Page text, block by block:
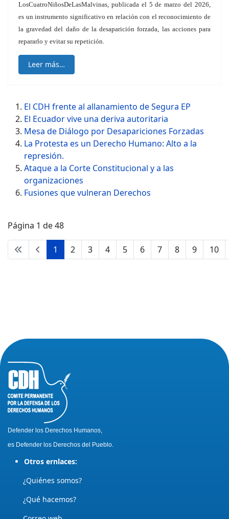
LosCuatroNiñosDeLasMalvinas, publicada el 5 de marzo del 2026,
es un instrumento significativo en relación con el reconocimiento de
la gravedad del daño de la desaparición forzada, las acciones para
repararlo y evitar su repetición.
Leer más…
El CDH frente al allanamiento de Segura EP
El Ecuador vive una deriva autoritaria
Mesa de Diálogo por Desapariciones Forzadas
La Protesta es un Derecho Humano: Alto a la
represión.
Ataque a la Corte Constitucional y a las
organizaciones
Fusiones que vulneran Derechos
Página 1 de 48
1 2 3 4 5 6 7 8 9 10
Defender los Derechos Humanos,
es Defender los Derechos del Pueblo.
Otros ernlaces:
¿Quiénes somos?
¿Qué hacemos?